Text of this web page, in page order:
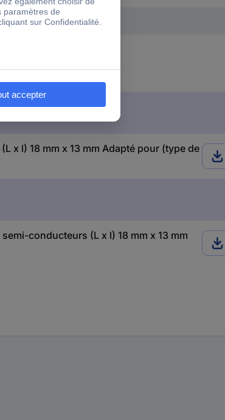
x l) 18 mm x 13 mm Adapté pour (type de
conducteurs (L x l) 18 mm x 13 mm